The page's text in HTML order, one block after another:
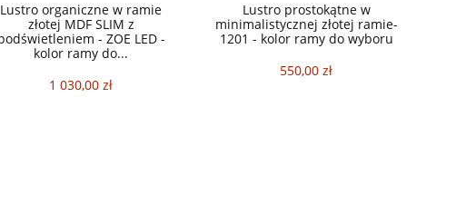
Lustro organiczne w ramie
złotej MDF SLIM z
- ZOE LED -
kolor ramy do...
1 030,00 zł
Lustro prostokątne w
minimalistycznej złotej ramie-
1201 - kolor ramy do wyboru
550,00 zł